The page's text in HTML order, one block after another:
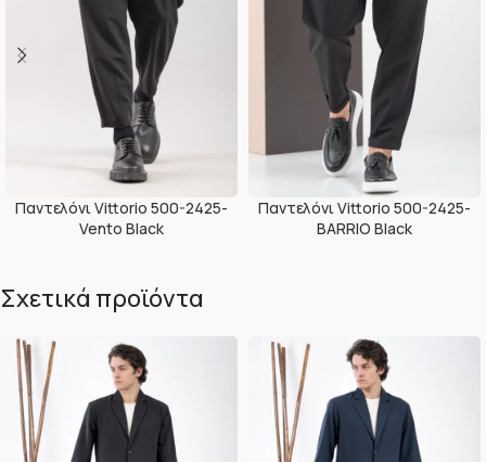
Παντελόνι Vittorio 500-2425-
Vento Black
Παντελόνι Vittorio 500-2425-
BARRIO Black
Σχετικά προϊόντα